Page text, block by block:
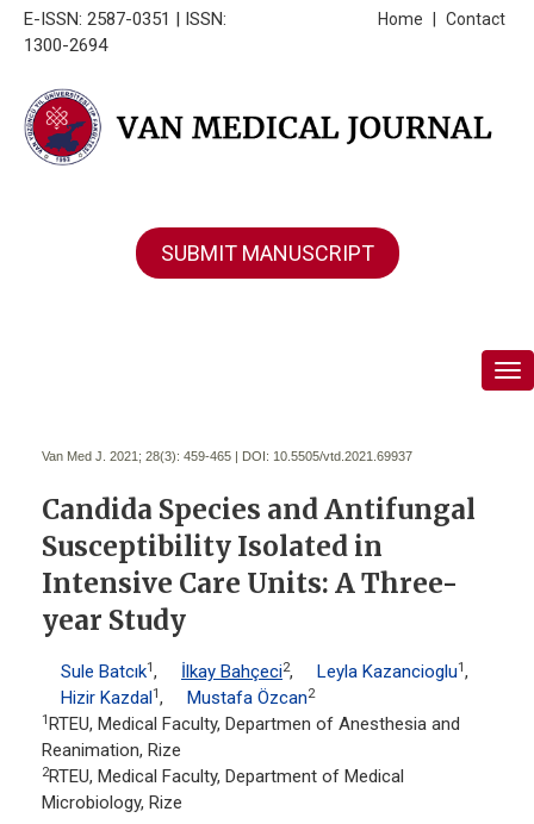
E-ISSN: 2587-0351 | ISSN:
1300-2694
Contact
Home
SUBMIT MANUSCRIPT
Van Med J. 2021; 28(3): 459-465 | DOI: 10.5505/vtd.2021.69937
Candida Species and Antifungal
Susceptibility Isolated in
Intensive Care Units: A Three-
year Study
Sule Batcık1, İlkay Bahçeci2, Leyla Kazancioglu1,
Hizir Kazdal 1, Mustafa Özcan2
1 RTEU, Medical Faculty, Departmen of Anesthesia and
Reanimation, Rize
2RTEU, Medical Faculty, Department of Medical
Microbiology, Rize